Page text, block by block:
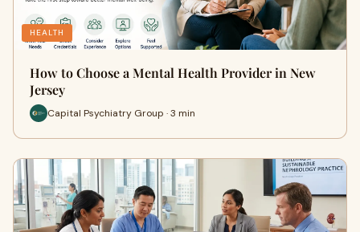
HEALTH
How to Choose a Mental Health Provider in New
Jersey
Capital Psychiatry Group · 3 min